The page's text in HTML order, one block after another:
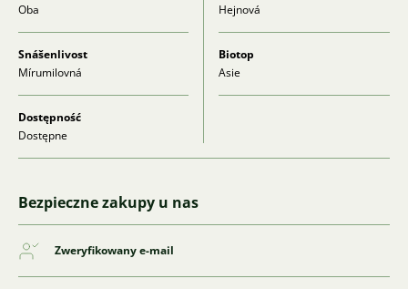
Oba
Hejnová
Snášenlivost
Mírumilovná
Biotop
Asie
Dostępność
Dostępne
Bezpieczne zakupy u nas
Zweryfikowany e-mail